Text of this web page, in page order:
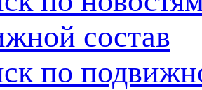
состав
по